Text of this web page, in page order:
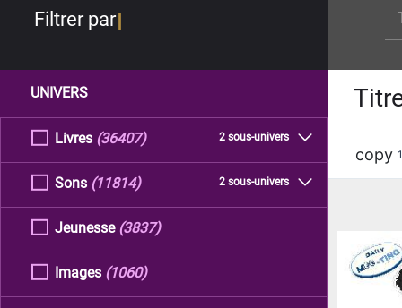
Filtrer par
UNIVERS
Livres 2 sous-univers
(36407)
Sons 2 sous-univers
(11814)
Jeunesse (3837)
Images (1060)
copy